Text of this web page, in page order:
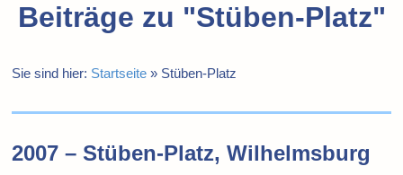
Beiträge zu "Stüben-Platz"
Sie sind hier: Startseite » Stüben-Platz
2007 – Stüben-Platz, Wilhelmsburg